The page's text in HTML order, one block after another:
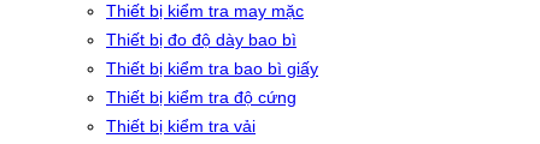
Thiết bị kiểm tra may mặc
Thiết bị đo độ dày bao bì
Thiết bị kiểm tra bao bì giấy
Thiết bị kiểm tra độ cứng
Thiết bị kiểm tra vải